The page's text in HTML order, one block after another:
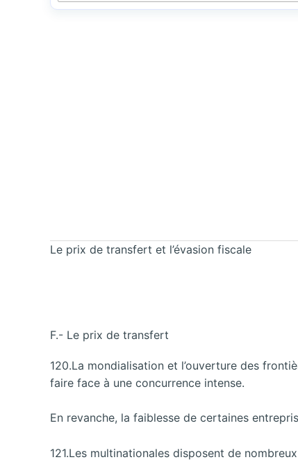
Le prix de transfert et l’évasion fiscale
F.- Le prix de transfert
120.La mondialisation et l’ouverture des
faire face à une concurrence intense.
En revanche, la faiblesse de certaines
121.Les multinationales disposent de